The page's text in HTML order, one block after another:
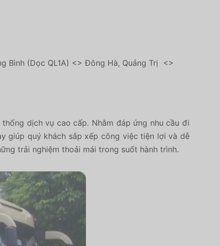
Bình (Dọc QL1A) <> Đông Hà, Quảng Trị <>
dịch vụ cao cấp. Nhằm đáp ứng nhu cầu đi
giúp quý khách sắp xếp công việc tiện lợi và dễ
trải nghiệm thoải mái trong suốt hành trình.